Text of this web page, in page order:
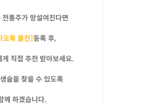
통주가 망설여진다면
오톡 플친]등록 후,
직접 추천 받아보세요.
술을 찾을 수 있도록
께 하겠습니다.